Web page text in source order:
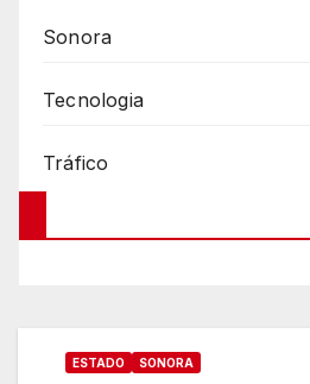
Sonora
Tecnologia
Tráfico
ESTADO SONORA